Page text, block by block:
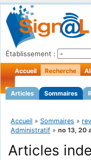
Établissement :
Accueil Recherche
Articles Sommaires
Accueil » Sommaires »
Administratif » no 13, 20
Articles